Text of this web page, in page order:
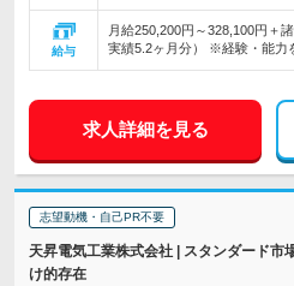
給与
月給250,200円～328,100円＋
実績5.2ヶ月分） ※経験・能力
求人詳細を見る
志望動機・自己PR不要
天昇電気工業株式会社 | スタンダード市
け的存在